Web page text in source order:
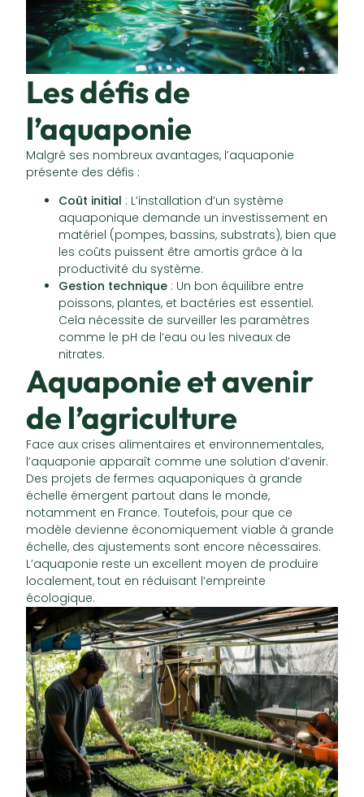
Les défis de
l’aquaponie
Malgré ses nombreux avantages, l’aquaponie
présente des défis :
Coût initial : L’installation d’un système
aquaponique demande un investissement en
matériel (pompes, bassins, substrats), bien que
les coûts puissent être amortis grâce à la
productivité du système.
Gestion technique : Un bon équilibre entre
poissons, plantes, et bactéries est essentiel.
Cela nécessite de surveiller les paramètres
comme le pH de l’eau ou les niveaux de
nitrates.
Aquaponie et avenir
de l’agriculture
Face aux crises alimentaires et environnementales,
l’aquaponie apparaît comme une solution d’avenir.
Des projets de fermes aquaponiques à grande
échelle émergent partout dans le monde,
notamment en France. Toutefois, pour que ce
modèle devienne économiquement viable à grande
échelle, des ajustements sont encore nécessaires.
L’aquaponie reste un excellent moyen de produire
localement, tout en réduisant l’empreinte
écologique.